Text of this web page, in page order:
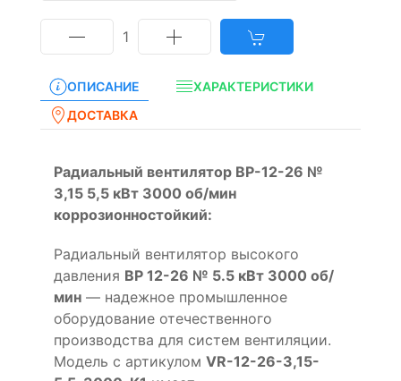
1
ОПИСАНИЕ
ХАРАКТЕРИСТИКИ
ДОСТАВКА
Радиальный вентилятор ВР-12-26 №
3,15 5,5 кВт 3000 об/мин
коррозионностойкий:
Радиальный вентилятор высокого
давления ВР 12-26 № 5.5 кВт 3000 об/
мин — надежное промышленное
оборудование отечественного
производства для систем вентиляции.
Модель с артикулом VR-12-26-3,15-